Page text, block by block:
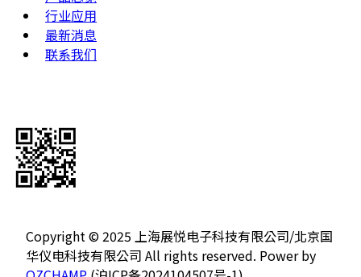
行业应用
最新消息
联系我们
Copyright © 2025 上海展悦电子科技有限公司/北京国
华仪电科技有限公司 All rights reserved. Power by